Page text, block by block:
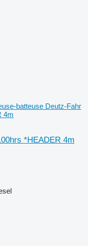
batteuse Deutz-Fahr
4m
*HEADER 4m